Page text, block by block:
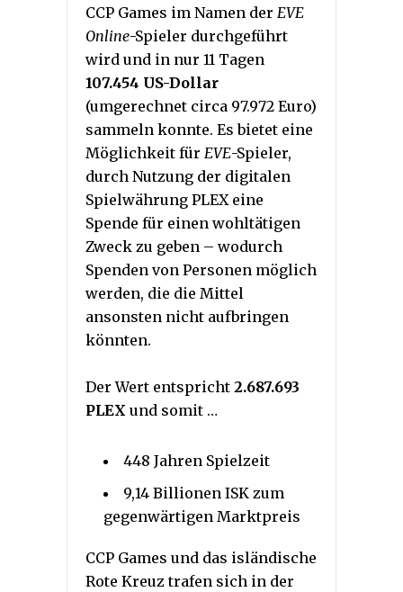
CCP Games im Namen der EVE
Online-Spieler durchgeführt
wird und in nur 11 Tagen
107.454 US-Dollar
(umgerechnet circa 97.972 Euro)
sammeln konnte. Es bietet eine
Möglichkeit für EVE-Spieler,
durch Nutzung der digitalen
Spielwährung PLEX eine
Spende für einen wohltätigen
Zweck zu geben – wodurch
Spenden von Personen möglich
werden, die die Mittel
ansonsten nicht aufbringen
könnten.
Der Wert entspricht 2.687.693
PLEX und somit …
448 Jahren Spielzeit
9,14 Billionen ISK zum
gegenwärtigen Marktpreis
CCP Games und das isländische
Rote Kreuz trafen sich in der